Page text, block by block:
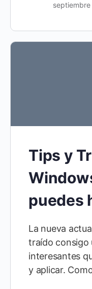
septiembre
Tips y
puedes
La nueva
traído consigo
interesantes
y aplicar.